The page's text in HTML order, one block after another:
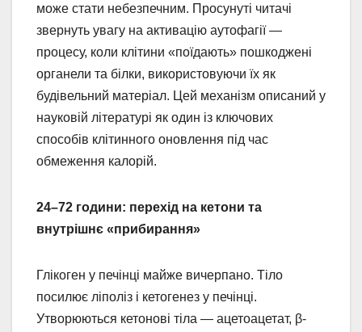
може стати небезпечним. Просунуті читачі
звернуть увагу на активацію аутофагії —
процесу, коли клітини «поїдають» пошкоджені
органели та білки, використовуючи їх як
будівельний матеріал. Цей механізм описаний у
науковій літературі як один із ключових
способів клітинного оновлення під час
обмеження калорій.
24–72 години: перехід на кетони та
внутрішнє «прибирання»
Глікоген у печінці майже вичерпано. Тіло
посилює ліполіз і кетогенез у печінці.
Утворюються кетонові тіла — ацетоацетат, β-